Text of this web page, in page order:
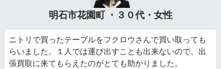
明石市花園町 ・３０代・女性
ニトリで買ったテーブルをフクロウさんで買い取っても
らいました。１人では運び出すことも出来ないので、出
張買取に来てもらえたのがとても助かりました。